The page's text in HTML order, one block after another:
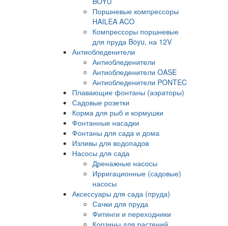
Поршневые компрессоры
HAILEA ACO
Компрессоры поршневые
для пруда Boyu, на 12V
Антиобледенители
Антиобледенители
Антиобледенители OASE
Антиобледенители PONTEC
Плавающие фонтаны (аэраторы)
Садовые розетки
Корма для рыб и кормушки
Фонтанные насадки
Фонтаны для сада и дома
Изливы для водопадов
Насосы для сада
Дренажные насосы
Ирригационные (садовые)
насосы
Аксессуары для сада (пруда)
Сачки для пруда
Фитинги и переходники
Корзины для растений